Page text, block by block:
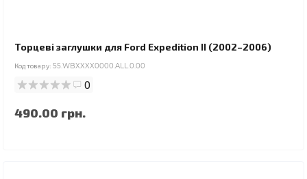
Торцеві заглушки для Ford Expedition II (2002–2006)
Код товару: 55.WBXXXX0000.ALL.0.00
0
490.00 грн.